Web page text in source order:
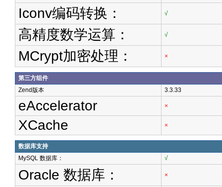
Iconv编码转换： √
高精度数学运算： √
MCrypt加密处理： ×
第三方组件
Zend版本
3.3.33
eAccelerator ×
XCache ×
数据库支持
MySQL 数据库：
√
Oracle 数据库： ×